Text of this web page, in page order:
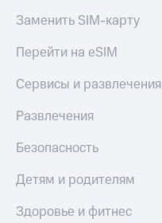
Заменить SIM-карту
Перейти на eSIM
Сервисы и развлечения
Развлечения
Безопасность
Детям и родителям
Здоровье и фитнес